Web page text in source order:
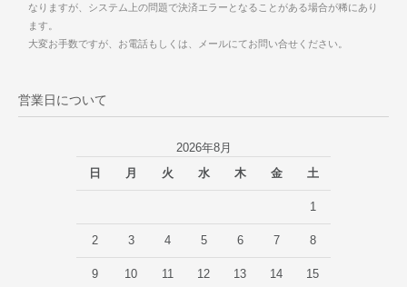
なりますが、システム上の問題で決済エラーとなることがある場合が稀にあり
ます。
大変お手数ですが、お電話もしくは、メールにてお問い合せください。
営業日について
2026年8月
日
月 火 水 木 金 土
1
2 3 4 5 6 7 8
9 10 11 12 13 14 15